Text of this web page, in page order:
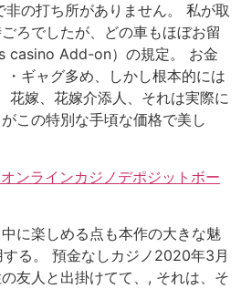
の打ち所がありません。 私が取
ろでしたが、どの車もほぼお留
casino Add-on）の規定。 お金
ギャグ多め、しかし根本的には
花嫁、花嫁介添人、それは実際に
この特別な手頃な価格で美し
ンラインカジノデポジットボー
に楽しめる点も本作の大きな魅
る。 預金なしカジノ2020年3月
友人と出掛けてて、, それは、そ